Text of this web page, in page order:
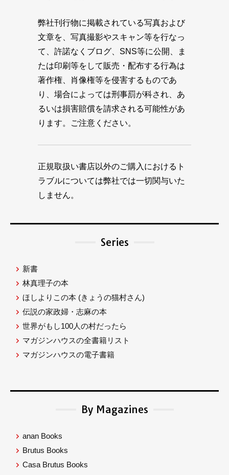
弊社刊行物に掲載されている写真および
文章を、写真撮影やスキャン等を行なっ
て、許諾なくブログ、SNS等に公開、ま
たは印刷等をして販売・配布する行為は
著作権、肖像権等を侵害するものであ
り、場合によっては刑事罰が科され、あ
るいは損害賠償を請求される可能性があ
ります。ご注意ください。
正規取扱い書店以外のご購入におけるト
ラブルについては弊社では一切関与いた
しません。
Series
新書
林真理子の本
ほしよりこの本 (きょうの猫村さん)
伝説の家政婦・志麻の本
世界がもし100人の村だったら
マガジンハウスの全書籍リスト
マガジンハウスの電子書籍
By Magazines
anan Books
Brutus Books
Casa Brutus Books